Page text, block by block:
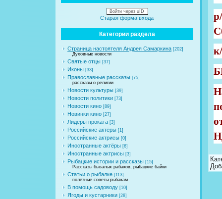
Войти через uID
Старая форма входа
Категории раздела
Страница настоятеля Андрея Самаркина [202]
Духовные новости
Святые отцы [37]
Иконы [33]
Православные рассказы [75]
рассказы о религии
Новости культуры [39]
Новости политики [73]
Новости кино [89]
Новинки кино [27]
Лидеры проката [3]
Российские актёры [1]
Российские актрисы [0]
Иностранные актёры [6]
Иностранные актрисы [3]
Рыбацкие истории и рассказы [15]
Рассказы бывалых рабаков, рыбацкие байки
Статьи о рыбалке [113]
полезные советы рыбакам
В помощь садоводу [10]
Ягоды и кустарники [28]